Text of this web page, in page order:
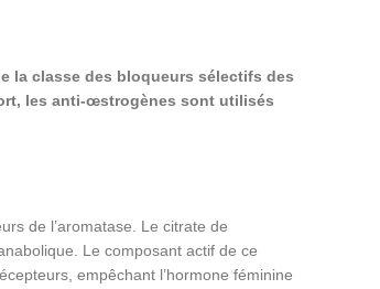
la classe des bloqueurs sélectifs des
les anti-œstrogènes sont utilisés
de l’aromatase. Le citrate de
Le composant actif de ce
empêchant l’hormone féminine